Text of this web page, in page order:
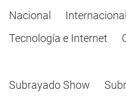
Nacional
Tecnología e Internet
Subrayado Show